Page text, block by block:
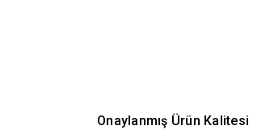
Onaylanmış Ürün Kalitesi